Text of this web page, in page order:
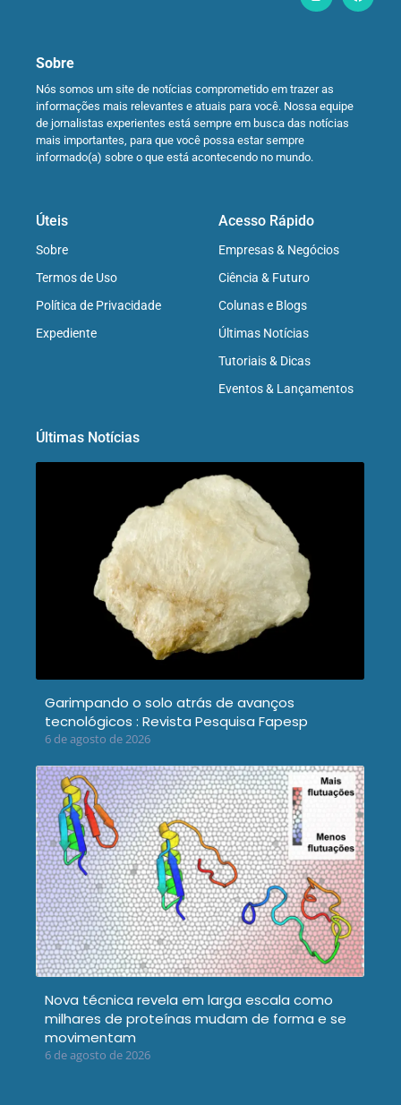
Sobre
Nós somos um site de notícias comprometido em trazer as
informações mais relevantes e atuais para você. Nossa equipe
de jornalistas experientes está sempre em busca das notícias
mais importantes, para que você possa estar sempre
informado(a) sobre o que está acontecendo no mundo.
Úteis
Sobre
Termos de Uso
Política de Privacidade
Expediente
Acesso Rápido
Empresas & Negócios
Ciência & Futuro
Colunas e Blogs
Últimas Notícias
Tutoriais & Dicas
Eventos & Lançamentos
Últimas Notícias
Garimpando o solo atrás de avanços
tecnológicos : Revista Pesquisa Fapesp
6 de agosto de 2026
Nova técnica revela em larga escala como
milhares de proteínas mudam de forma e se
movimentam
6 de agosto de 2026